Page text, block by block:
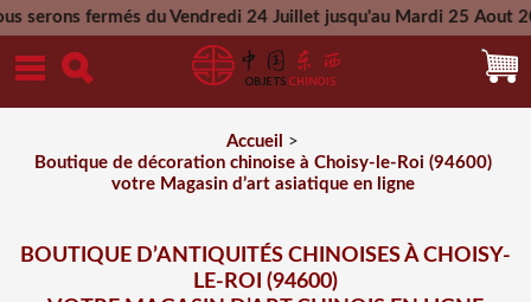
du Vendredi 24 Juillet jusqu'au Mardi 25 Aout 2026 -
Mercredi 26 Aout 2026
Accueil
>
Boutique de décoration chinoise à Choisy-le-Roi (94600)
votre Magasin d’art asiatique en ligne
BOUTIQUE D’ANTIQUITÉS CHINOISES À CHOISY-
LE-ROI (94600)